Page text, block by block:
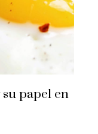
papel en